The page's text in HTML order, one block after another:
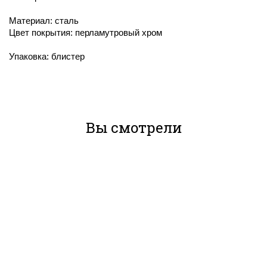
Материал: сталь
Цвет покрытия: перламутровый хром
Упаковка: блистер
Вы смотрели